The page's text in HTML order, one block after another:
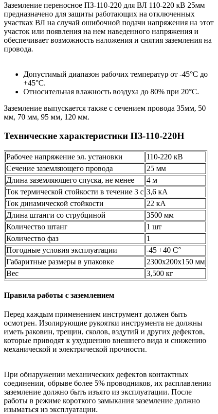
Заземление переносное ПЗ-110-220 для ВЛ 110-220 кВ 25мм
предназначено для защиты работающих на отключенных
участках ВЛ на случай ошибочной подачи напряжения на этот
участок или появления на нем наведенного напряжения и
обеспечивает возможность наложения и снятия заземления на
провода.
Допустимый диапазон рабочих температур от -45°С до
+45°С.
Относительная влажность воздуха до 80% при 20°С.
Заземление выпускается также с сечением провода 35мм, 50
мм, 70 мм, 95 мм, 120 мм.
Технические характеристики ПЗ-110-220Н
Рабочее напряжение эл. установки
110-220 кВ
Сечение заземляющего провода
25 мм
Длина заземляющего спуска, не менее
4 м
Ток термической стойкости в течение 3 с 3,6 кА
Ток динамической стойкости
22 кА
Длина штанги со струбциной
3500 мм
Количество штанг
1 шт
Количество фаз
1
Погодные условия эксплуатации
-45 +40 С°
Габаритные размеры в упаковке
2300х200х150 мм
Вес
3,500 кг
Правила работы с заземлением
Перед каждым применением инструмент должен быть
осмотрен. Изолирующие рукоятки инструмента не должны
иметь раковин, трещин, сколов, вздутий и других дефектов,
которые приводят к ухудшению внешнего вида и снижению
механической и электрической прочности.
При обнаружении механических дефектов контактных
соединении, обрыве более 5% проводников, их расплавлении
заземление должно быть изъято из эксплуатации. После
работы в режиме короткого замыкания заземление должно
изыматься из эксплуатации.